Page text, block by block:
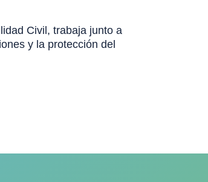
Civil, trabaja junto a
y la protección del